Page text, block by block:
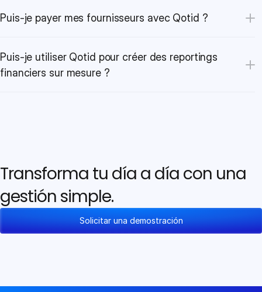
Puis-je payer mes fournisseurs avec Qotid ?
Puis-je utiliser Qotid pour créer des reportings
financiers sur mesure ?
Transforma tu día a día con una
gestión simple.
Solicitar una demostración